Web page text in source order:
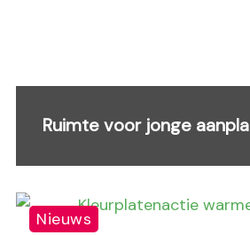
Ruimte voor jonge
Nieuws